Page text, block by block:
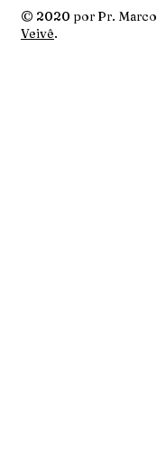
© 2020 por Pr.
Veivê.